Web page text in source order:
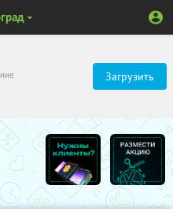
Загрузить